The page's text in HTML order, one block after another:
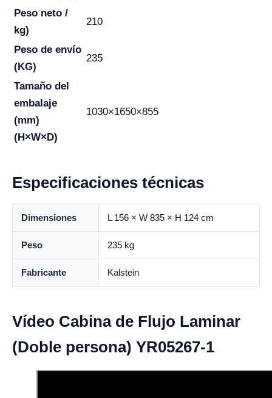
Peso neto /
kg)
210
Peso de envío
(KG)
235
Tamaño del
embalaje
(mm)
(H×W×D)
1030×1650×855
Especificaciones técnicas
Dimensiones L 156 × W 835 × H 124 cm
Peso 235 kg
Fabricante Kalstein
Vídeo Cabina de Flujo Laminar
(Doble persona) YR05267-1